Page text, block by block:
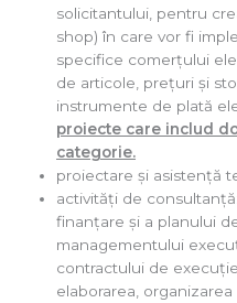
solicitantului, pentru
shop) în care vor fi
specifice comerţului
de articole, preţuri şi
instrumente de plată
proiecte care includ
categorie.
proiectare şi asistenţă
activități de
finanțare și a planului
managementului
contractului de
elaborarea,